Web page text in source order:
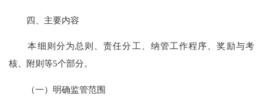
四、主要内容
本细则分为总则、责任分工、纳管工作程序、奖励与考
核、附则等5个部分。
（一）明确监管范围